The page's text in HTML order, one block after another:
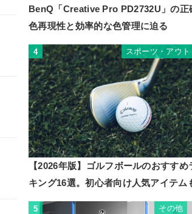
BenQ「Creative Pro PD2732U」の正
色再現性と効率的な色管理に迫る
4 スポーツ・アウト
【2026年版】ゴルフボールのおすすめ
キング16選。初心者向け人気アイテム
5 その他